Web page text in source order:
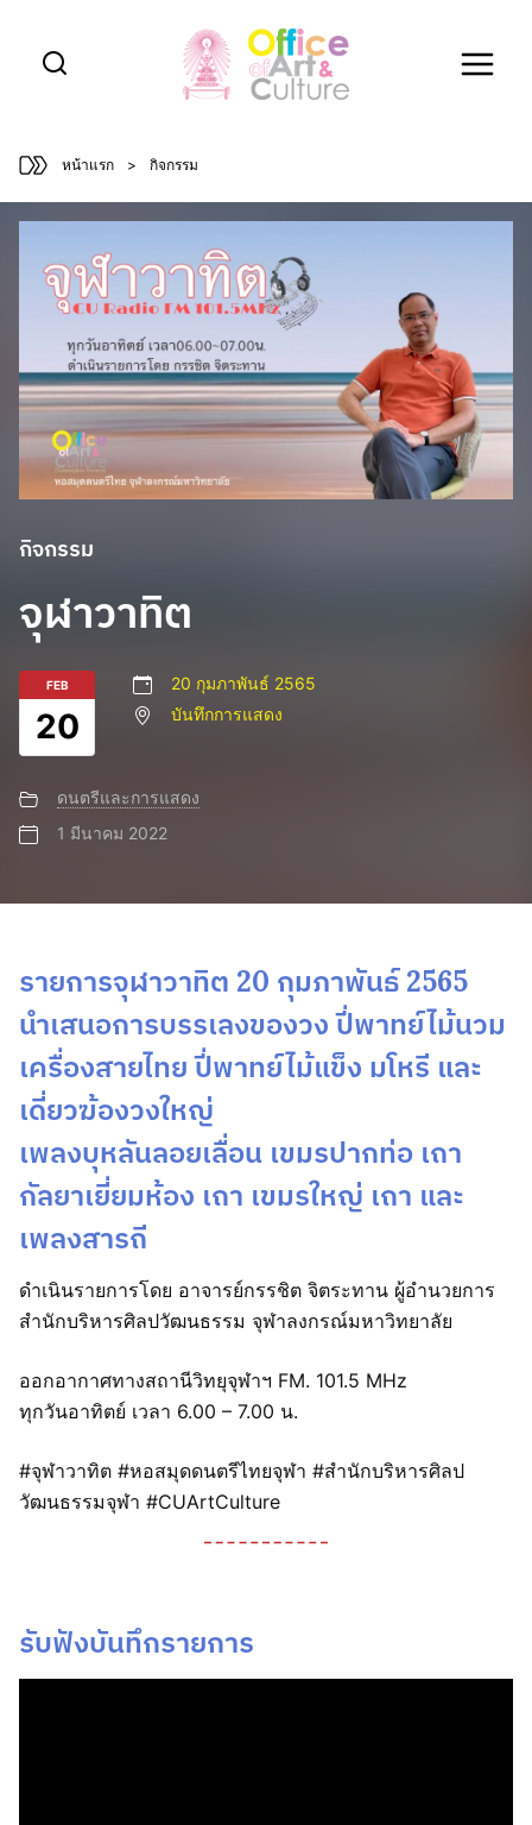
content
หน้าแรก > กิจกรรม
กิจกรรม
จุฬาวาทิต
FEB
20
20 กุมภาพันธ์ 2565
บันทึกการแสดง
ดนตรีและการแสดง
1 มีนาคม 2022
รายการจุฬาวาทิต 20 กุมภาพันธ์ 2565
นำเสนอการบรรเลงของวง ปี่พาทย์ไม้นวม
เครื่องสายไทย ปี่พาทย์ไม้แข็ง มโหรี และ
เดี่ยวฆ้องวงใหญ่
เพลงบุหลันลอยเลื่อน เขมรปากท่อ เถา
กัลยาเยี่ยมห้อง เถา เขมรใหญ่ เถา และ
เพลงสารถี
ดำเนินรายการโดย อาจารย์กรรชิต จิตระทาน ผู้อำนวยการ
สำนักบริหารศิลปวัฒนธรรม จุฬาลงกรณ์มหาวิทยาลัย
ออกอากาศทางสถานีวิทยุจุฬาฯ FM. 101.5 MHz
ทุกวันอาทิตย์ เวลา 6.00 – 7.00 น.
#จุฬาวาทิต #หอสมุดดนตรีไทยจุฬา #สำนักบริหารศิลป
วัฒนธรรมจุฬา #CUArtCulture
รับฟังบันทึกรายการ